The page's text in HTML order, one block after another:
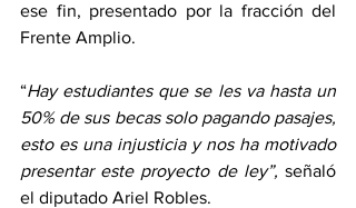
ese fin, presentado por la fracción del
Frente Amplio.
“Hay estudiantes que se les va hasta un
50% de sus becas solo pagando pasajes,
esto es una injusticia y nos ha motivado
presentar este proyecto de ley”, señaló
el diputado Ariel Robles.